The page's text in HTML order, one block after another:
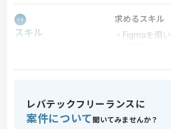
スキル
求めるスキル
・Figmaを用
スキルに不安
レバテックフリーランスに
案件について 聞いてみませんか？